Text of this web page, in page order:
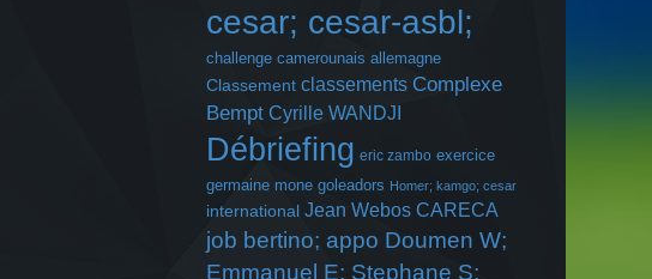
cesar; cesar-asbl;
challenge camerounais allemagne
Classement classements Complexe
Bempt Cyrille WANDJI
Débriefing eric zambo exercice
germaine mone goleadors Homer; kamgo; cesar
international Jean Webos CARECA
job bertino; appo Doumen W;
Emmanuel E; Stephane S;